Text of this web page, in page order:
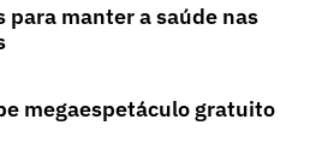
para manter a saúde nas
megaespetáculo gratuito